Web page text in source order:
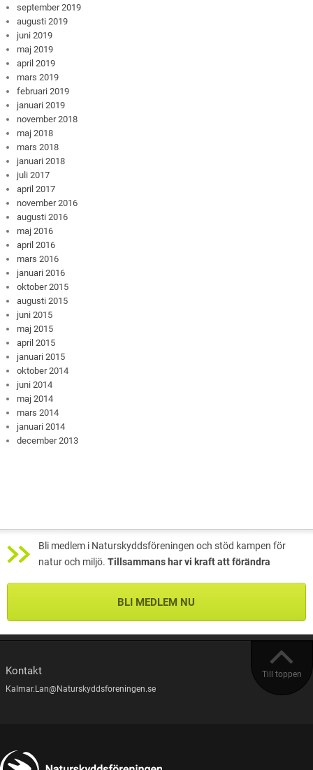
september 2019
augusti 2019
juni 2019
maj 2019
april 2019
mars 2019
februari 2019
januari 2019
november 2018
maj 2018
mars 2018
januari 2018
juli 2017
april 2017
november 2016
augusti 2016
maj 2016
april 2016
mars 2016
januari 2016
oktober 2015
augusti 2015
juni 2015
maj 2015
april 2015
januari 2015
oktober 2014
juni 2014
maj 2014
mars 2014
januari 2014
december 2013
Bli medlem i Naturskyddsföreningen och stöd kampen för
natur och miljö. Tillsammans har vi kraft att förändra
BLI MEDLEM NU
Till toppen
Kontakt
Kalmar.Lan@Naturskyddsforeningen.se